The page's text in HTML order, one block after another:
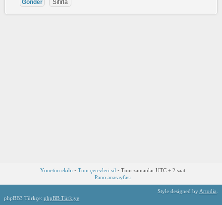
Yönetim ekibi • Tüm çerezleri sil • Tüm zamanlar UTC + 2 saat
Pano anasayfası
phpBB3 Türkçe: phpBB Türkiye
Style designed by Artodia